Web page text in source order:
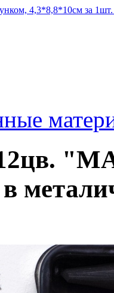
4,3*8,8*10см за